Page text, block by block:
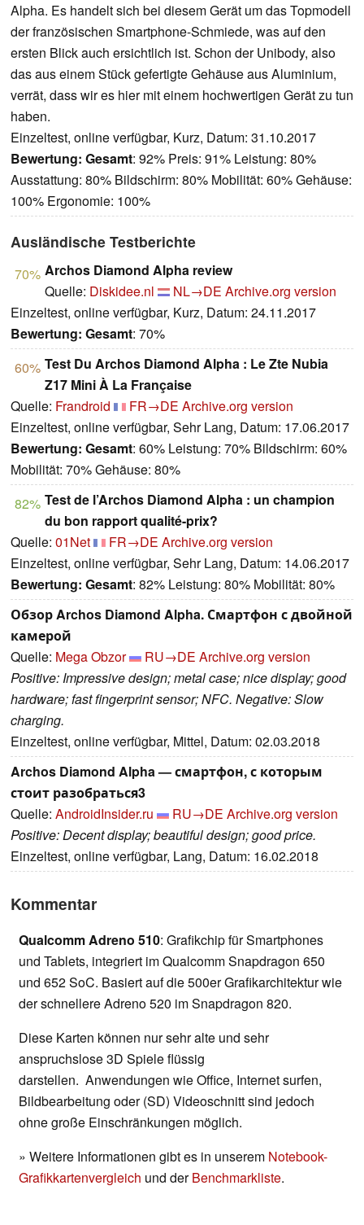
Alpha. Es handelt sich bei diesem Gerät um das Topmodell
der französischen Smartphone-Schmiede, was auf den
ersten Blick auch ersichtlich ist. Schon der Unibody, also
das aus einem Stück gefertigte Gehäuse aus Aluminium,
verrät, dass wir es hier mit einem hochwertigen Gerät zu tun
haben.
Einzeltest, online verfügbar, Kurz, Datum: 31.10.2017
Bewertung: Gesamt: 92% Preis: 91% Leistung: 80%
Ausstattung: 80% Bildschirm: 80% Mobilität: 60% Gehäuse:
100% Ergonomie: 100%
Ausländische Testberichte
70% Archos Diamond Alpha review
Quelle: Diskidee.nl NL→DE Archive.org version
Einzeltest, online verfügbar, Kurz, Datum: 24.11.2017
Bewertung: Gesamt: 70%
60% Test Du Archos Diamond Alpha : Le Zte Nubia
Z17 Mini À La Française
Quelle: Frandroid FR→DE Archive.org version
Einzeltest, online verfügbar, Sehr Lang, Datum: 17.06.2017
Bewertung: Gesamt: 60% Leistung: 70% Bildschirm: 60%
Mobilität: 70% Gehäuse: 80%
82% Test de l’Archos Diamond Alpha : un champion
du bon rapport qualité-prix?
Quelle: 01Net FR→DE Archive.org version
Einzeltest, online verfügbar, Sehr Lang, Datum: 14.06.2017
Bewertung: Gesamt: 82% Leistung: 80% Mobilität: 80%
Обзор Archos Diamond Alpha. Смартфон с двойной
камерой
Quelle: Mega Obzor RU→DE Archive.org version
Positive: Impressive design; metal case; nice display; good
hardware; fast fingerprint sensor; NFC. Negative: Slow
charging.
Einzeltest, online verfügbar, Mittel, Datum: 02.03.2018
Archos Diamond Alpha — смартфон, с которым
стоит разобраться3
Quelle: AndroidInsider.ru RU→DE Archive.org version
Positive: Decent display; beautiful design; good price.
Einzeltest, online verfügbar, Lang, Datum: 16.02.2018
Kommentar
Qualcomm Adreno 510: Grafikchip für Smartphones
und Tablets, integriert im Qualcomm Snapdragon 650
und 652 SoC. Basiert auf die 500er Grafikarchitektur wie
der schnellere Adreno 520 im Snapdragon 820.
Diese Karten können nur sehr alte und sehr
anspruchslose 3D Spiele flüssig
darstellen. Anwendungen wie Office, Internet surfen,
Bildbearbeitung oder (SD) Videoschnitt sind jedoch
ohne große Einschränkungen möglich.
» Weitere Informationen gibt es in unserem Notebook-
Grafikkartenvergleich und derBenchmarkliste.